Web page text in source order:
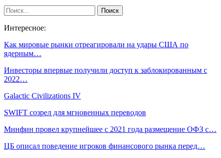
Интересное:
Как мировые рынки отреагировали на удары США по
ядерным…
Инвесторы впервые получили доступ к заблокированным с
2022…
Galactic Civilizations IV
SWIFT созрел для мгновенных переводов
Минфин провел крупнейшее с 2021 года размещение ОФЗ с…
ЦБ описал поведение игроков финансового рынка перед…